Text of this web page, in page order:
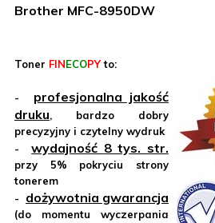
Brother MFC-8950DW
Toner FINECOPYto:
- profesjonalna jakość
druku, bardzo dobry
precyzyjny i czytelny wydruk
-wydajność 8 tys. str.
przy 5% pokryciu strony
tonerem
- dożywotnia gwarancja
(do momentu wyczerpania